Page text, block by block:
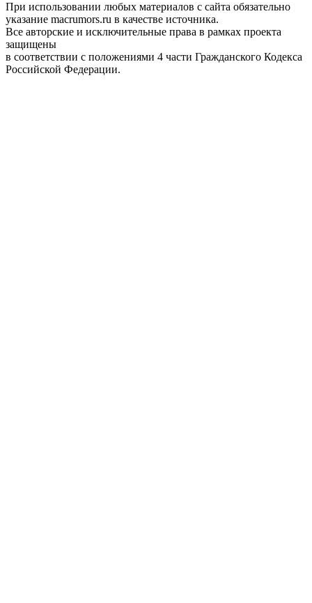
При использовании любых материалов с сайта обязательно
указание macrumors.ru в качестве источника.
Все авторские и исключительные права в рамках проекта
защищены
в соответствии с положениями 4 части Гражданского Кодекса
Российской Федерации.